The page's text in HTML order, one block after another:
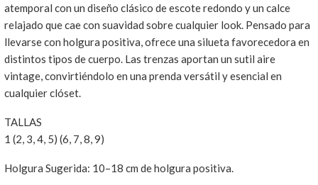
atemporal con un diseño clásico de escote redondo y un calce
relajado que cae con suavidad sobre cualquier look. Pensado para
llevarse con holgura positiva, ofrece una silueta favorecedora en
distintos tipos de cuerpo. Las trenzas aportan un sutil aire
vintage, convirtiéndolo en una prenda versátil y esencial en
cualquier clóset.
TALLAS
1 (2, 3, 4, 5) (6, 7, 8, 9)
Holgura Sugerida: 10–18 cm de holgura positiva.